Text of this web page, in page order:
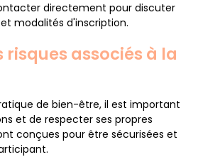
directement pour discuter
modalités d'inscription.
associés à la
de bien-être, il est important
et de respecter ses propres
conçues pour être sécurisées et